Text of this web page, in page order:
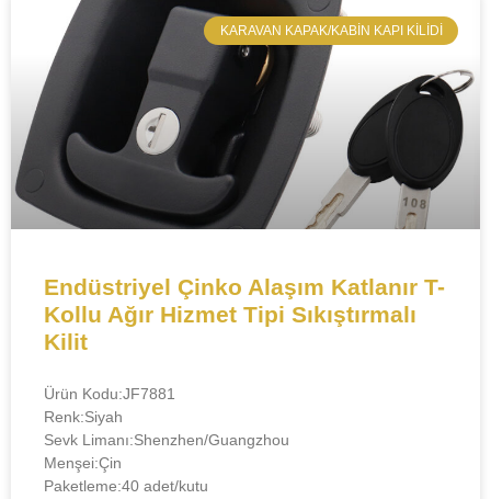
​KARAVAN KAPAK/KABIN KAPI KILIDI
Endüstriyel Çinko Alaşım Katlanır T-
Kollu Ağır Hizmet Tipi Sıkıştırmalı
Kilit
Ürün Kodu:JF7881
Renk:Siyah
Sevk Limanı:Shenzhen/Guangzhou
​Menşei:Çin
Paketleme:40 adet/kutu